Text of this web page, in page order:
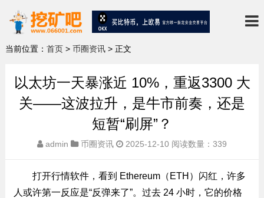
当前位置： 首页> 币圈资讯> 正文
以太坊一天暴涨近 10%，重返3300 大
关——这波拉升，是牛市前奏，还是
短暂“刷屏”？
admin 币圈资讯 2025-12-10 阅读数量：339
打开行情软件，看到 Ethereum（ETH）闪红，许多
人或许第一反应是“反弹来了”。过去 24 小时，它的价格